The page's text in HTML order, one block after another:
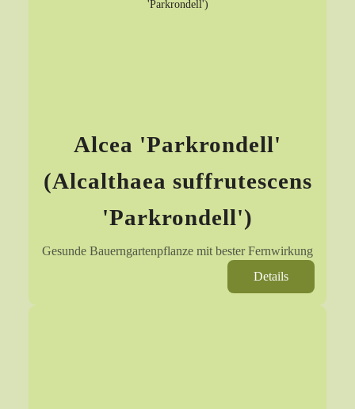
Alcea 'Parkrondell'
(Alcalthaea suffrutescens
'Parkrondell')
Gesunde Bauerngartenpflanze mit bester Fernwirkung
Details